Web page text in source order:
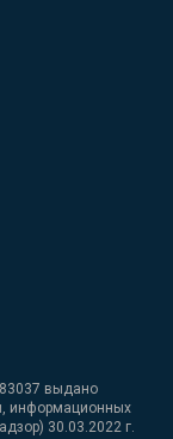
выдано
информационных
30.03.2022 г.